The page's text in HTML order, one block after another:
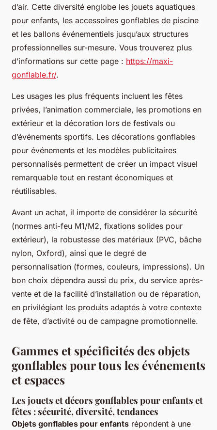
d’air. Cette diversité englobe les jouets aquatiques
pour enfants, les accessoires gonflables de piscine
et les ballons événementiels jusqu’aux structures
professionnelles sur-mesure. Vous trouverez plus
d’informations sur cette page : https://maxi-
gonflable.fr/.
Les usages les plus fréquents incluent les fêtes
privées, l’animation commerciale, les promotions en
extérieur et la décoration lors de festivals ou
d’événements sportifs. Les décorations gonflables
pour événements et les modèles publicitaires
personnalisés permettent de créer un impact visuel
remarquable tout en restant économiques et
réutilisables.
Avant un achat, il importe de considérer la sécurité
(normes anti-feu M1/M2, fixations solides pour
extérieur), la robustesse des matériaux (PVC, bâche
nylon, Oxford), ainsi que le degré de
personnalisation (formes, couleurs, impressions). Un
bon choix dépendra aussi du prix, du service après-
vente et de la facilité d’installation ou de réparation,
en privilégiant les produits adaptés à votre contexte
de fête, d’activité ou de campagne promotionnelle.
Gammes et spécificités des objets
gonflables pour tous les événements
et espaces
Les jouets et décors gonflables pour enfants et
fêtes : sécurité, diversité, tendances
Objets gonflables pour enfants répondent à une